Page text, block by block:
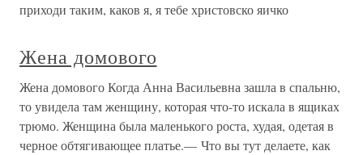
приходи таким, каков я, я тебе христовско яичко
Жена домового
Жена домового Когда Анна Васильевна зашла в спальню,
то увидела там женщину, которая что-то искала в ящиках
трюмо. Женщина была маленького роста, худая, одетая в
черное обтягивающее платье.— Что вы тут делаете, как